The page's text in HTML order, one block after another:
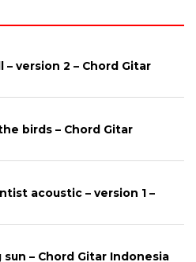
version 2 – Chord Gitar
birds – Chord Gitar
acoustic – version 1 –
– Chord Gitar Indonesia